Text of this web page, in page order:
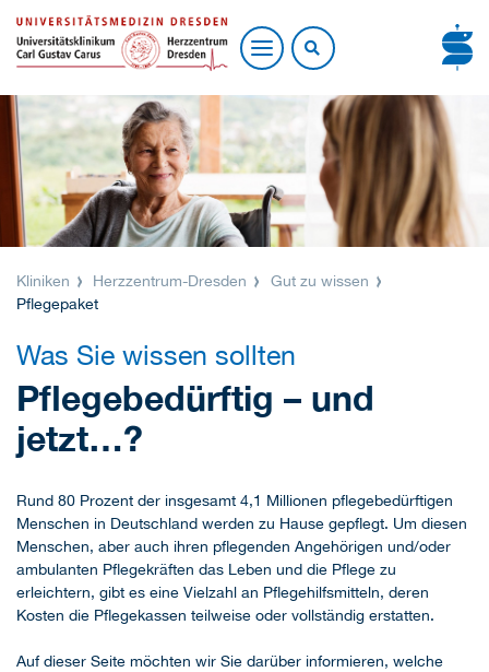
Kliniken Herzzentrum-Dresden
Gut zu wissen
Pflegepaket
Was Sie wissen sollten
Pflegebedürftig – und
jetzt…?
Rund 80 Prozent der insgesamt 4,1 Millionen pflegebedürftigen
Menschen in Deutschland werden zu Hause gepflegt. Um diesen
Menschen, aber auch ihren pflegenden Angehörigen und/oder
ambulanten Pflegekräften das Leben und die Pflege zu
erleichtern, gibt es eine Vielzahl an Pflegehilfsmitteln, deren
Kosten die Pflegekassen teilweise oder vollständig erstatten.
Auf dieser Seite möchten wir Sie darüber informieren, welche